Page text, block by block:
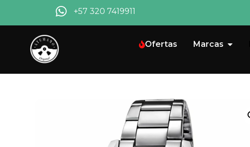
+57 320 7419911
Ofertas Marcas